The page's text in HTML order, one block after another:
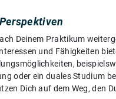
Deinem Praktikum
und Fähigkeiten
oder ein duales Studium
Dich auf dem Weg, den